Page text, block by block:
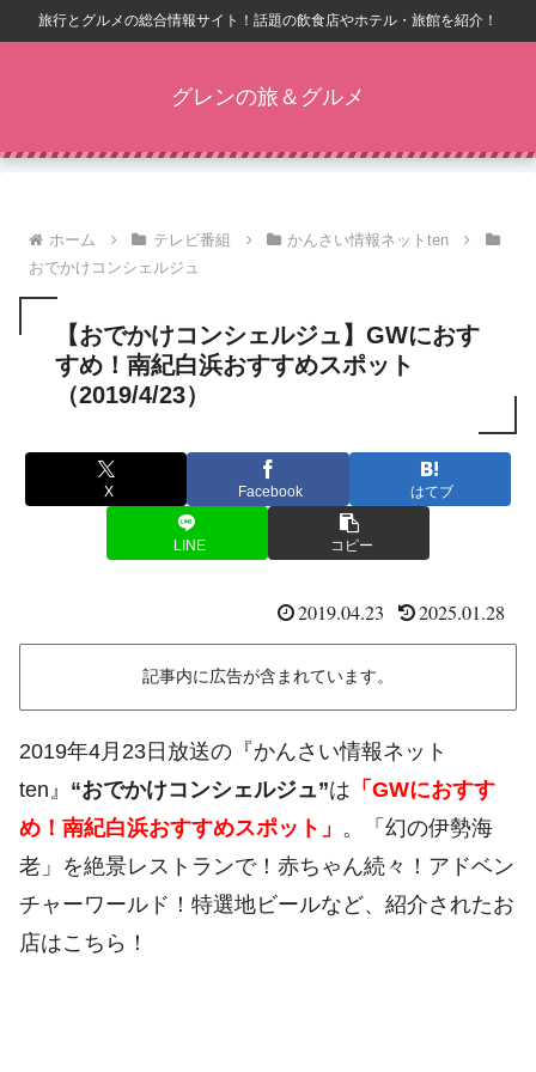
旅行とグルメの総合情報サイト！話題の飲食店やホテル・旅館を紹介！
グレンの旅＆グルメ
ホーム テレビ番組
かんさい情報ネットten
おでかけコンシェルジュ
【おでかけコンシェルジュ】GWにおす
すめ！南紀白浜おすすめスポット
（2019/4/23）
X Facebook はてブ
LINE コピー
2019.04.23 2025.01.28
記事内に広告が含まれています。
2019年4月23日放送の『かんさい情報ネット
ten』 “おでかけコンシェルジュ”は 「GWにおすす
め！南紀白浜おすすめスポット」 。「幻の伊勢海
老」を絶景レストランで！赤ちゃん続々！アドベン
チャーワールド！特選地ビールなど、紹介されたお
店はこちら！